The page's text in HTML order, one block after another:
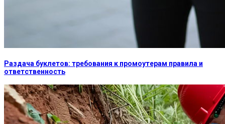
Раздача буклетов: требования к промоутерам правила и
ответственность